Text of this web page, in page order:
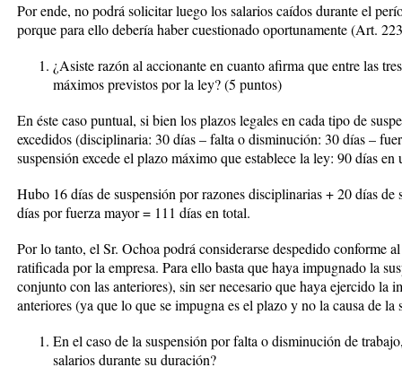
Por ende, no podrá solicitar luego los salarios caídos durante el
porque para ello debería haber cuestionado oportunamente (Art.
¿Asiste razón al accionante en cuanto afirma que entre las
máximos previstos por la ley? (5 puntos)
En éste caso puntual, si bien los plazos legales en cada tipo de
excedidos (disciplinaria: 30 días – falta o disminución: 30 días –
suspensión excede el plazo máximo que establece la ley: 90 días
Hubo 16 días de suspensión por razones disciplinarias + 20 días de
días por fuerza mayor = 111 días en total.
Por lo tanto, el Sr. Ochoa podrá considerarse despedido conforme
ratificada por la empresa. Para ello basta que haya impugnado la
conjunto con las anteriores), sin ser necesario que haya ejercido la
anteriores (ya que lo que se impugna es el plazo y no la causa de la
En el caso de la suspensión por falta o disminución de
salarios durante su duración?